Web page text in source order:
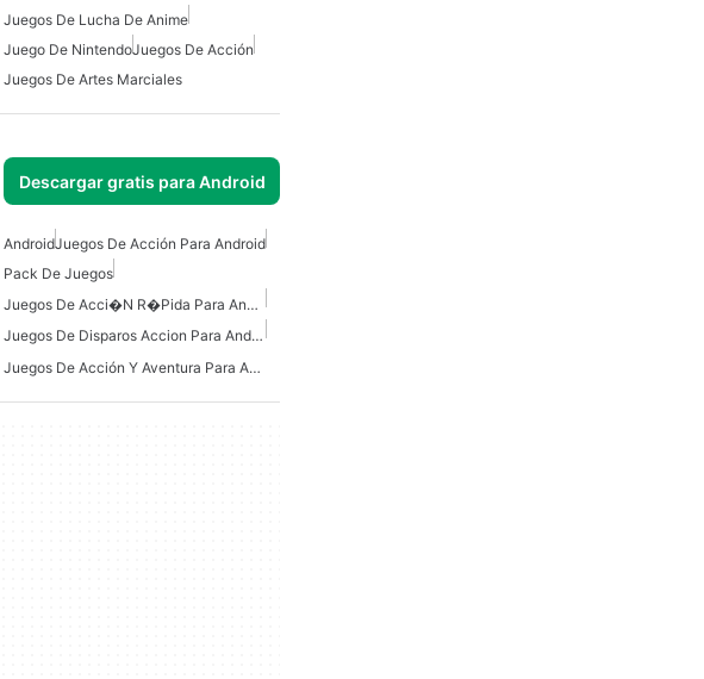
Juegos De Lucha De Anime
Juego De NintendoJuegos De Acción
Juegos De Artes Marciales
Descargar gratis para Android
AndroidJuegos De Acción Para Android
Pack De Juegos
Juegos De Acci�n R�pida Para Android
Juegos De Disparos Accion Para Android
Juegos De Acción Y Aventura Para Android